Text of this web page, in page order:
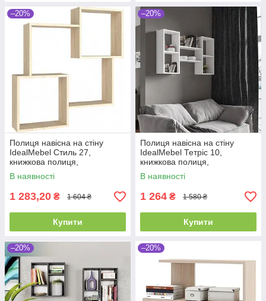
–20%
Полиця навісна на стіну
IdealMebel Стиль 27,
книжкова полиця,
декоративна полиця в
кімнату, будинок.
В наявності
1 283,20 ₴ 1 604 ₴
Купити
–20%
Полиця навісна на стіну
IdealMebel Тетріс 10,
книжкова полиця,
декоративна полиця в
кімнату, будинок.
В наявності
1 264 ₴ 1 580 ₴
Купити
–20% –20%